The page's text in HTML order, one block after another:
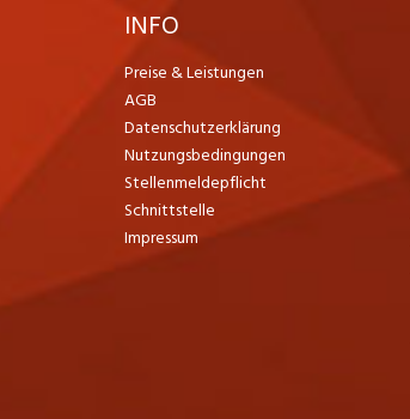
INFO
Preise & Leistungen
AGB
Datenschutzerklärung
Nutzungsbedingungen
Stellenmeldepflicht
Schnittstelle
Impressum